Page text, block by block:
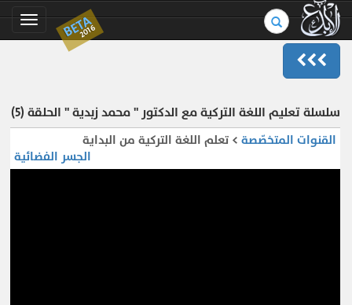
BETA
2016
بحث
في
الموسوعة..
سلسلة تعليم اللغة التركية مع الدكتور " محمد زبدية " الحلقة (5)
القنوات المتخصّصة > تعلم اللغة التركية من البداية
الجسر الفضائية